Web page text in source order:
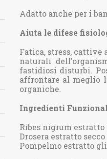
Adatto anche per i
Aiuta le difese
Fatica, stress,
naturali
fastidiosi disturbi.
affrontare al meglio
organiche.
Ingredienti
Ribes nigrum
Drosera estratto
Pompelmo estratto